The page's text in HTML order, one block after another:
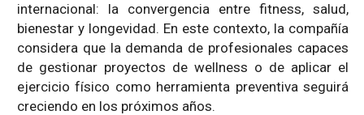
internacional: la convergencia entre fitness, salud,
bienestar y longevidad. En este contexto, la compañía
considera que la demanda de profesionales capaces
de gestionar proyectos de wellness o de aplicar el
ejercicio físico como herramienta preventiva seguirá
creciendo en los próximos años.